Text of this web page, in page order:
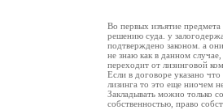
Во первых изъятие предмета
решению суда. у
подтверждено законом. а
не знаю как в данном
переходит от лизинговой
Если в договоре указано
лизинга то это еще ниочем
Закладывать можно только
собственностью, право